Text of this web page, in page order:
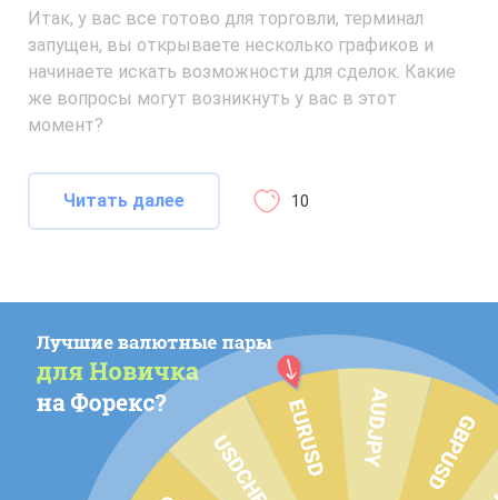
Итак, у вас все готово для торговли, терминал
запущен, вы открываете несколько графиков и
начинаете искать возможности для сделок. Какие
же вопросы могут возникнуть у вас в этот
момент?
Читать далее 10